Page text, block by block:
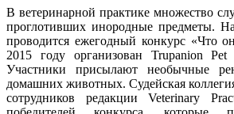
В ветеринарной практике множество
проглотивших инородные предметы.
проводится ежегодный конкурс «Что
2015 году организован Trupanion
Участники присылают необычные
домашних животных. Судейская
сотрудников редакции Veterinary